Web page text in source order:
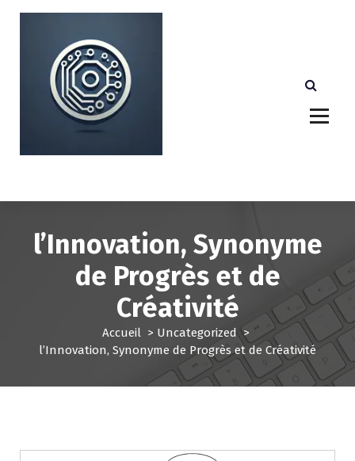
e
l’Innovation, Synonyme
de Progrès et de
Créativité
Accueil > Uncategorized>
l’Innovation, Synonyme de Progrès et de Créativité